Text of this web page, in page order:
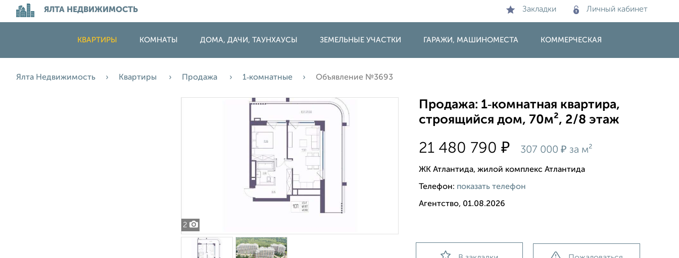
ЯЛТА НЕДВИЖИМОСТЬ Закладки Личный кабинет
КВАРТИРЫ КОМНАТЫ ДОМА, ДАЧИ, ТАУНХАУСЫ ЗЕМЕЛЬНЫЕ УЧАСТКИ ГАРАЖИ, МАШИНОМЕСТА КОММЕРЧЕСКАЯ
Ялта Недвижимость Квартиры Продажа 1‑комнатные Объявление №3693
2
Продажа: 1‑комнатная квартира,
строящийся дом, 70м², 2/8 этаж
21 480 790₽ 307 000₽ за м²
ЖК Атлантида, жилой комплекс Атлантида
Телефон: показать телефон
Агентство, 01.08.2026